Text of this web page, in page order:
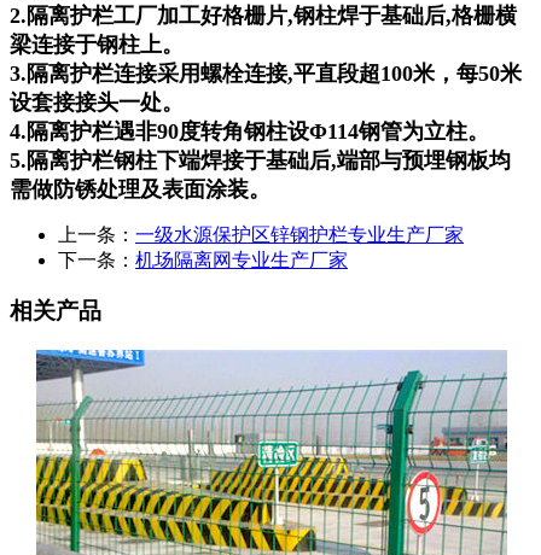
2.隔离护栏工厂加工好格栅片,钢柱焊于基础后,格栅横
梁连接于钢柱上。
3.隔离护栏连接采用螺栓连接,平直段超100米，每50米
设套接接头一处。
4.隔离护栏遇非90度转角钢柱设Φ114钢管为立柱。
5.隔离护栏钢柱下端焊接于基础后,端部与预埋钢板均
需做防锈处理及表面涂装。
上一条： 一级水源保护区锌钢护栏专业生产厂家
下一条： 机场隔离网专业生产厂家
相关产品